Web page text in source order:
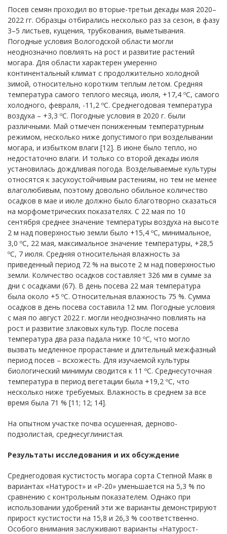
Посев семян проходил во вторые-третьи декады мая 2020–
2022 гг. Образцы отбирались несколько раз за сезон, в фазу
3–5 листьев, кущения, трубкования, выметывания.
Погодные условия Вологодской области могли
неоднозначно повлиять на рост и развитие растений
могара. Для области характерен умеренно
континентальный климат с продолжительно холодной
зимой, относительно коротким теплым летом. Средняя
температура самого теплого месяца, июля, +17,4 ºС, самого
холодного, февраля, -11,2 ºС. Среднегодовая температура
воздуха – +3,3 ºС. Погодные условия в 2020 г. были
различными. Май отмечен пониженным температурным
режимом, несколько ниже допустимого при возделывании
могара, и избытком влаги [12]. В июне было тепло, но
недостаточно влаги. И только со второй декады июля
установилась дождливая погода. Возделываемые культуры
относятся к засухоустойчивым растениям, но тем не менее
влаголюбивым, поэтому довольно обильное количество
осадков в мае и июле должно было благотворно сказаться
на морфометрических показателях. С 22 мая по 10
сентября среднее значение температуры воздуха на высоте
2 м над поверхностью земли было +15,4 ºС, минимальное,
3,0 ºС, 22 мая, максимальное значение температуры, +28,5
ºС, 7 июля. Средняя относительная влажность за
приведенный период 72 % на высоте 2 м над поверхностью
земли. Количество осадков составляет 326 мм в сумме за
дни с осадками (67). В день посева 22 мая температура
была около +5 ºС. Относительная влажность 75 %. Сумма
осадков в день посева составила 12 мм. Погодные условия
с мая по август 2022 г. могли неоднозначно повлиять на
рост и развитие злаковых культур. После посева
температура два раза падала ниже 10 ºС, что могло
вызвать медленное прорастание и длительный межфазный
период посев – всхожесть. Для изучаемой культуры
биологический минимум сводится к 11 ºС. Среднесуточная
температура в период вегетации была +19,2 ºС, что
несколько ниже требуемых. Влажность в среднем за все
время была 71 % [11; 12; 14].
На опытном участке почва осушенная, дерново-
подзолистая, среднесуглинистая.
Результаты исследования и их обсуждение
Среднегодовая кустистость могара сорта Степной Маяк в
вариантах «Натурост» и «Р-20» уменьшается на 5,3 % по
сравнению с контрольным показателем. Однако при
использовании удобрений эти же варианты демонстрируют
прирост кустистости на 15,8 и 26,3 % соответственно.
Особого внимания заслуживают варианты «Натурост-